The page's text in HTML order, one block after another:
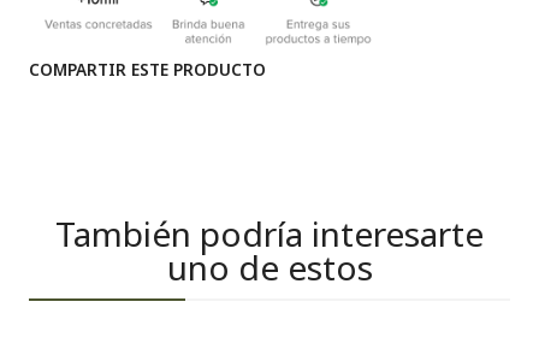
COMPARTIR ESTE PRODUCTO
También podría interesarte
uno de estos